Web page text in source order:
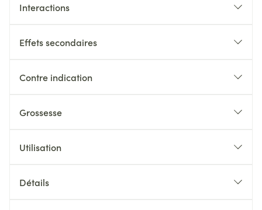
Interactions
Effets secondaires
Contre indication
Grossesse
Utilisation
Détails